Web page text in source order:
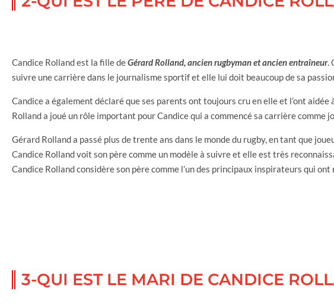
Candice Rolland est la fille deGérard Rolland, ancien rugbyman et ancien entraîneur.
suivre une carrière dans le journalisme sportif et elle lui doit beaucoup de sa
Candice a également déclaré que ses parents ont toujours cru en elle et l’ont
Rolland a joué un rôle important pour Candice qui a commencé sa carrière comme
Gérard Rolland a passé plus de trente ans dans le monde du rugby, en tant que
Candice Rolland voit son père comme un modèle à suivre et elle est très
Candice Rolland considère son père comme l’un des principaux inspirateurs qui
3-QUI EST LE MARI DE CANDICE